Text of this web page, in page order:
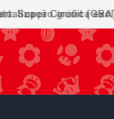
Super Circuit (GBA)